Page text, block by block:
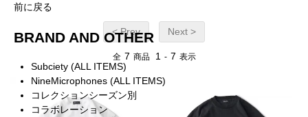
前に戻る
BRAND AND OTHER
Subciety (ALL ITEMS)
NineMicrophones (ALL ITEMS)
コレクションシーズン別
コラボレーション
< Prev Next >
全 7 商品 1 - 7 表示